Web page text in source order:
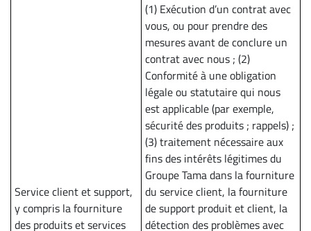
Service client et support,
y compris la fourniture
des produits et services
(1) Exécution d’un contrat avec
vous, ou pour prendre des
mesures avant de conclure un
contrat avec nous ; (2)
Conformité à une obligation
légale ou statutaire qui nous
est applicable (par exemple,
sécurité des produits ; rappels) ;
(3) traitement nécessaire aux
fins des intérêts légitimes du
Groupe Tama dans la fourniture
du service client, la fourniture
de support produit et client, la
détection des problèmes avec